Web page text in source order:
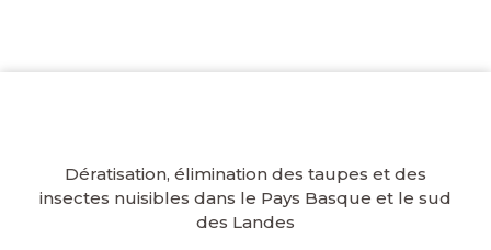
Dératisation, élimination des taupes et des
insectes nuisibles dans le Pays Basque et le sud
des Landes